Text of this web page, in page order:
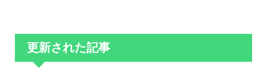
更新された記事